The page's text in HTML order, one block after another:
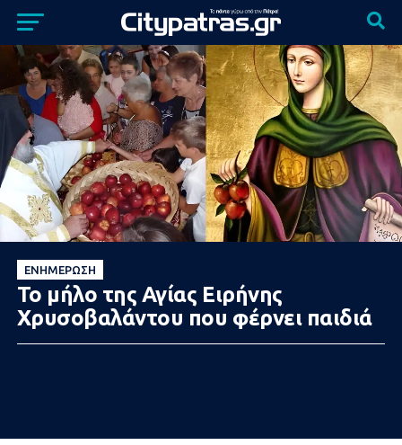
ΕΝΗΜΈΡΩΣΗ
Το μήλο της Αγίας Ειρήνης
Χρυσοβαλάντου που φέρνει παιδιά